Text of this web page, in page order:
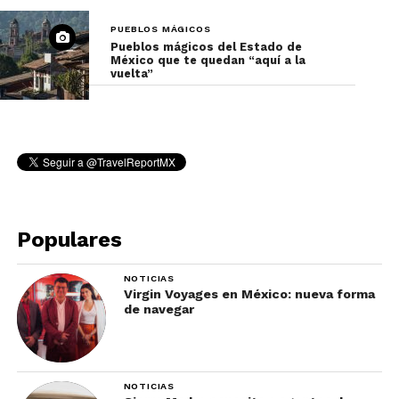
Entrar al Museo de minería
Conoce la historia de este antiguo pueblo minero
a través de las herramientas y fotografías de época
que se conservan. La entrada no tiene costo.
Comer en el mercado
PUEBLOS MÁGICOS
Pueblos mágicos del Estado de
México que te quedan “aquí a la
vuelta”
Populares
NOTICIAS
Virgin Voyages en México: nueva forma
de navegar
NOTICIAS